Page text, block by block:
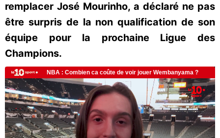
remplacer José Mourinho, a déclaré ne pas
être surpris de la non qualification de son
équipe pour la prochaine Ligue des
Champions.